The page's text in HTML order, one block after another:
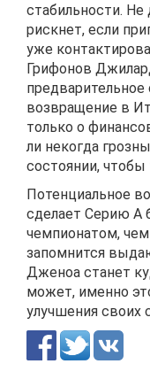
стабильности.
рискнет, если
уже
Грифонов
предварительное
возвращение в
только о
ли некогда
состоянии,
Потенциальное
сделает Серию А
чемпионатом,
запомнится
Дженоа станет
может, именно
улучшения своих